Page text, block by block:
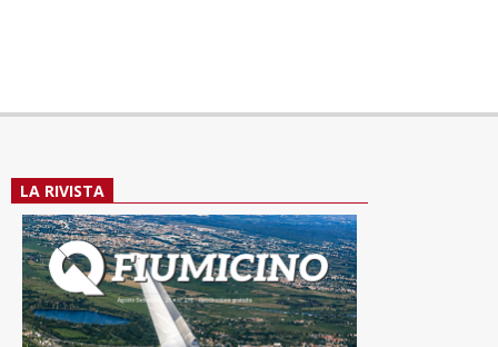
LA RIVISTA